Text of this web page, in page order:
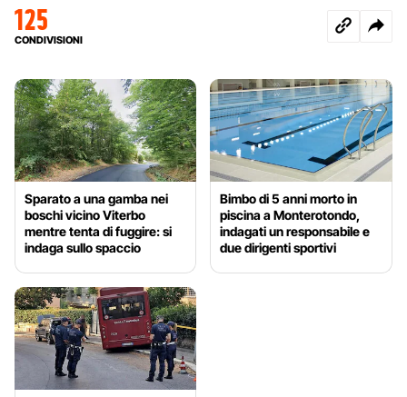
125
CONDIVISIONI
Sparato a una gamba nei
boschi vicino Viterbo
mentre tenta di fuggire: si
indaga sullo spaccio
Bimbo di 5 anni morto in
piscina a Monterotondo,
indagati un responsabile e
due dirigenti sportivi